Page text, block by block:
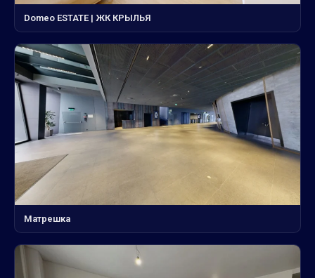
Domeo ESTATE | ЖК КРЫЛЬЯ
Матрешка